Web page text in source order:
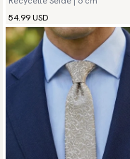
Herringbone
54.99 USD